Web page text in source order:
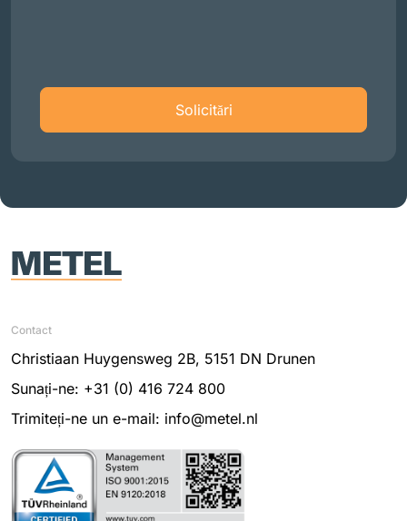
Solicitări
Contact
Christiaan Huygensweg 2B, 5151 DN Drunen
Sunați-ne: +31 (0) 416 724 800
Trimiteți-ne un e-mail: info@metel.nl